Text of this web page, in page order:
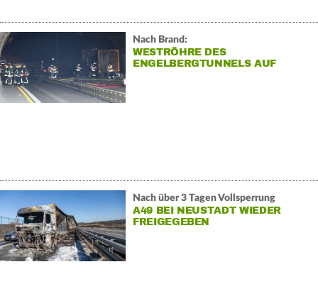
Nach Brand:
WESTRÖHRE DES
ENGELBERGTUNNELS AUF
Nach über 3 Tagen Vollsperrung
A49 BEI NEUSTADT WIEDER
FREIGEGEBEN